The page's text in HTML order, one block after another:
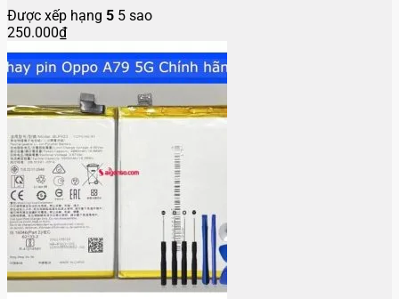
Được xếp hạng 5 5 sao
250.000₫